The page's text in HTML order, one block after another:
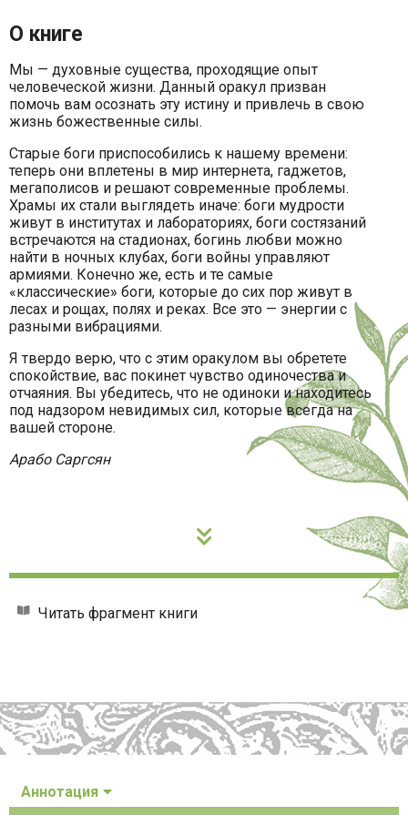
О книге
Мы — духовные существа, проходящие опыт
человеческой жизни. Данный оракул призван
помочь вам осознать эту истину и привлечь в свою
жизнь божественные силы.
Старые боги приспособились к нашему времени:
теперь они вплетены в мир интернета, гаджетов,
мегаполисов и решают современные проблемы.
Храмы их стали выглядеть иначе: боги мудрости
живут в институтах и лабораториях, боги состязаний
встречаются на стадионах, богинь любви можно
найти в ночных клубах, боги войны управляют
армиями. Конечно же, есть и те самые
«классические» боги, которые до сих пор живут в
лесах и рощах, полях и реках. Все это — энергии с
разными вибрациями.
Я твердо верю, что с этим оракулом вы обретете
спокойствие, вас покинет чувство одиночества и
отчаяния. Вы убедитесь, что не одиноки и находитесь
под надзором невидимых сил, которые всегда на
вашей стороне.
Арабо Саргсян
Читать фрагмент книги
Аннотация